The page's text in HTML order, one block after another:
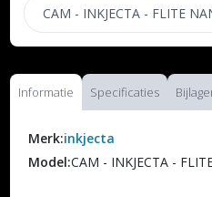
CAM - INKJECTA - FLITE
Informatie Specificaties
Merk:inkjecta
Model:CAM - INKJECTA -